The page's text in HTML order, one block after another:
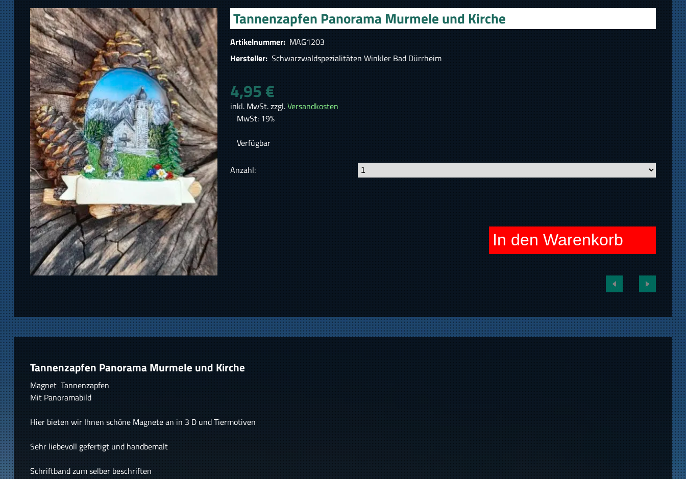
Tannenzapfen Panorama Murmele und Kirche
Artikelnummer: MAG1203
Hersteller: Schwarzwaldspezialitäten Winkler Bad Dürrheim
4,95 €
inkl. MwSt. zzgl.Versandkosten
MwSt: 19%
Verfügbar
Anzahl:
In den Warenkorb
Tannenzapfen Panorama Murmele und Kirche
Magnet Tannenzapfen
Mit Panoramabild
Hier bieten wir Ihnen schöne Magnete an in 3 D und Tiermotiven
Sehr liebevoll gefertigt und handbemalt
Schriftband zum selber beschriften